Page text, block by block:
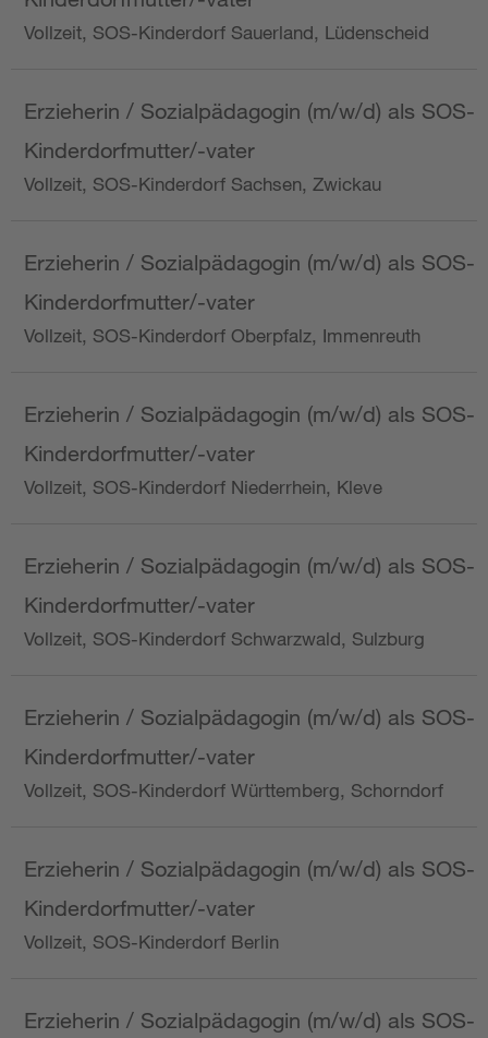
Vollzeit, SOS-Kinderdorf Sauerland, Lüdenscheid
Erzieherin / Sozialpädagogin (m/w/d) als SOS-
Kinderdorfmutter/-vater
Vollzeit, SOS-Kinderdorf Sachsen, Zwickau
Erzieherin / Sozialpädagogin (m/w/d) als SOS-
Kinderdorfmutter/-vater
Vollzeit, SOS-Kinderdorf Oberpfalz, Immenreuth
Erzieherin / Sozialpädagogin (m/w/d) als SOS-
Kinderdorfmutter/-vater
Vollzeit, SOS-Kinderdorf Niederrhein, Kleve
Erzieherin / Sozialpädagogin (m/w/d) als SOS-
Kinderdorfmutter/-vater
Vollzeit, SOS-Kinderdorf Schwarzwald, Sulzburg
Erzieherin / Sozialpädagogin (m/w/d) als SOS-
Kinderdorfmutter/-vater
Vollzeit, SOS-Kinderdorf Württemberg, Schorndorf
Erzieherin / Sozialpädagogin (m/w/d) als SOS-
Kinderdorfmutter/-vater
Vollzeit, SOS-Kinderdorf Berlin
Erzieherin / Sozialpädagogin (m/w/d) als SOS-